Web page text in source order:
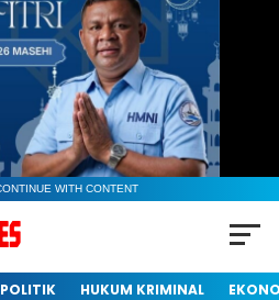
WITH CONTENT
POLITIK HUKUM KRIMINAL
Perindo Jadi
- Nusra